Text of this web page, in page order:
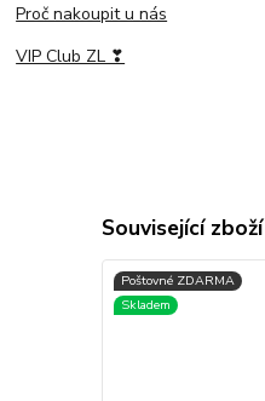
Proč nakoupit u nás
VIP Club ZL ❣
Související zboží